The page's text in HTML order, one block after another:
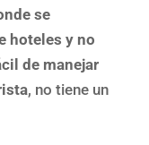
se
hoteles y no
de manejar
, no tiene un